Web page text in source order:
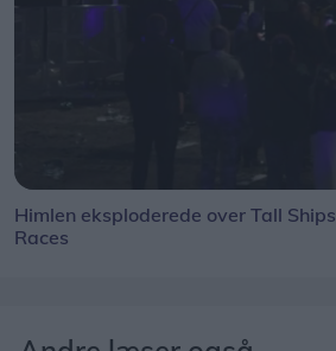
Himlen eksploderede over Tall Ships
Races